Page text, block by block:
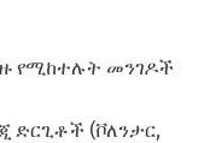
የሚከተሉት መንገዶች
ድርጊቶች (ቮለንታር,